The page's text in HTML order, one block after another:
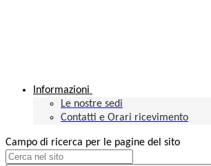
Informazioni
Le nostre sedi
Contatti e Orari ricevimento
Campo di ricerca per le pagine del sito